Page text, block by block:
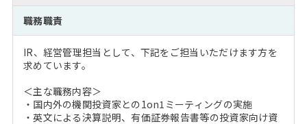
職務職責
IR、経営管理担当として、下記をご担当いただけます方を
求めています。
＜主な職務内容＞
・国内外の機関投資家との1on1ミーティングの実施
・英文による決算説明、有価証券報告書等の投資家向け資